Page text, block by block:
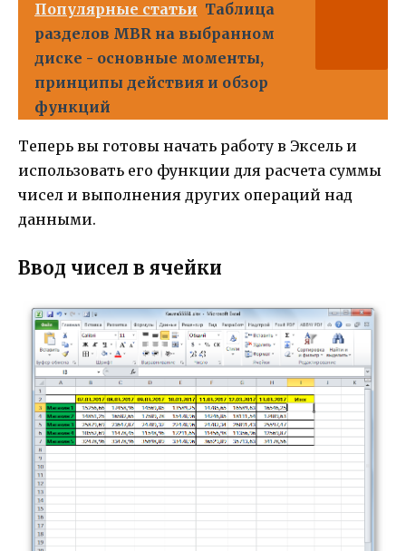
Популярные статьи Таблица
разделов MBR на выбранном
диске - основные моменты,
принципы действия и обзор
функций
Теперь вы готовы начать работу в Эксель и
использовать его функции для расчета суммы
чисел и выполнения других операций над
данными.
Ввод чисел в ячейки